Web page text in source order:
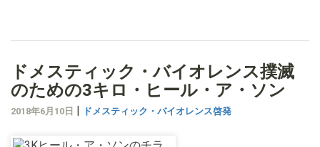
ドメスティック・バイオレンス撲滅
のための3キロ・ヒール・ア・ソン
2018年6月10日 | ドメスティック・バイオレンス啓発